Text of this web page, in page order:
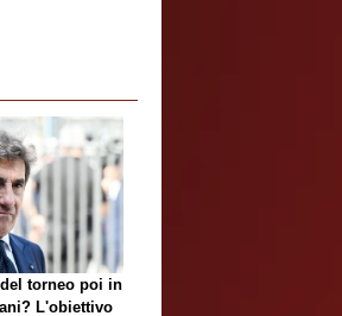
torneo poi in
L'obiettivo